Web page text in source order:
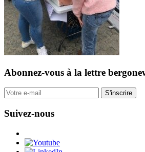
Abonnez-vous à la lettre
S'inscrire
Suivez-nous